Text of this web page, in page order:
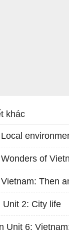
khác
of
Then
Unit 2: City life
Unit 6: